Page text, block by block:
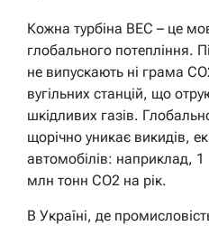
Кожна турбіна ВЕС – це
глобального потепління.
не випускають ні грама
вугільних станцій, що
шкідливих газів.
щорічно уникає викидів,
автомобілів: наприклад,
млн тонн CO2 на рік.
В Україні, де